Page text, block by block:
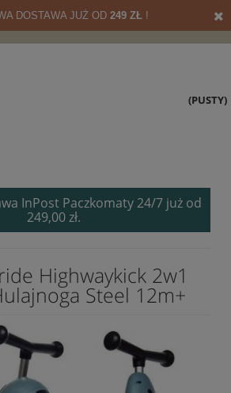
DOSTAWA JUŻ OD 249 ZŁ !
(PUSTY)
InPost Paczkomaty 24/7 już od
249,00 zł.
Highwaykick 2w1
Steel 12m+